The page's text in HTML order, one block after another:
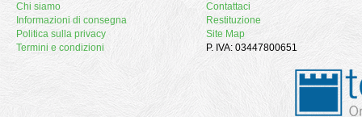
Chi siamo
Informazioni di consegna
Politica sulla privacy
Termini e condizioni
Contattaci
Restituzione
Site Map
P. IVA: 03447800651